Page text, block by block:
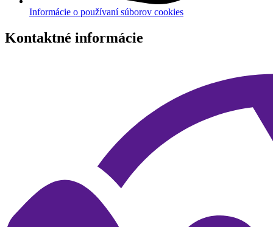
Informácie o používaní súborov cookies
Kontaktné informácie